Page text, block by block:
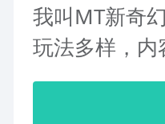
我叫MT新奇
玩法多样，